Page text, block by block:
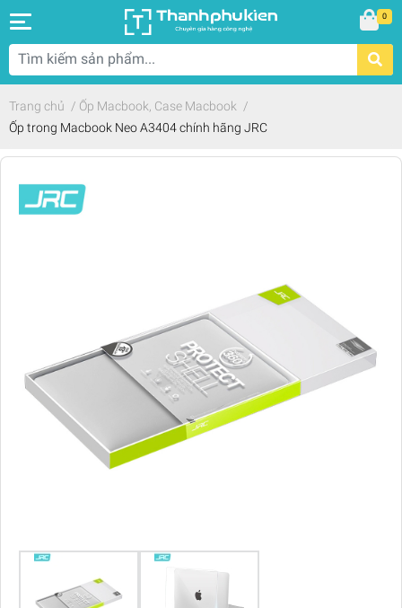
0
Trang chủ / Ốp Macbook, Case Macbook /
Ốp trong Macbook Neo A3404 chính hãng JRC